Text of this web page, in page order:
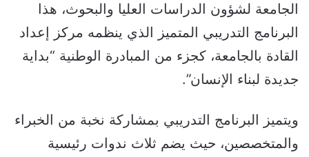
الجامعة لشؤون الدراسات العليا والبحوث، هذا
البرنامج التدريبي المتميز الذي ينظمه مركز إعداد
القادة بالجامعة، كجزء من المبادرة الوطنية “بداية
جديدة لبناء الإنسان”.
ويتميز البرنامج التدريبي بمشاركة نخبة من الخبراء
والمتخصصين، حيث يضم ثلاث ندوات رئيسية